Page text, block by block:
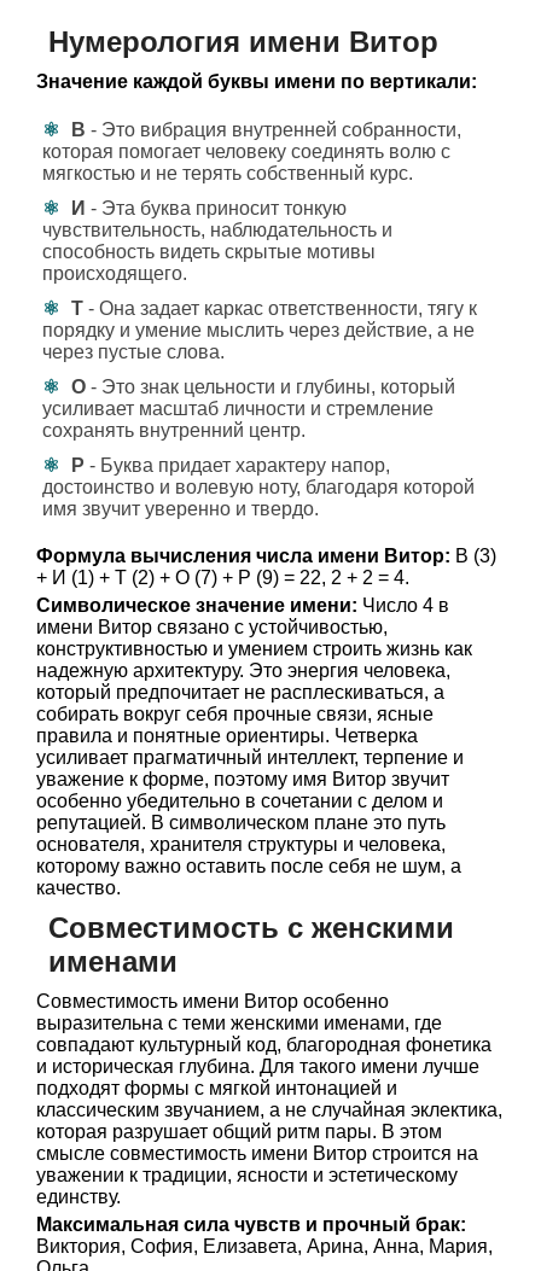
Нумерология имени Витор
Значение каждой буквы имени по вертикали:
В - Это вибрация внутренней собранности,
которая помогает человеку соединять волю с
мягкостью и не терять собственный курс.
И - Эта буква приносит тонкую
чувствительность, наблюдательность и
способность видеть скрытые мотивы
происходящего.
Т - Она задает каркас ответственности, тягу к
порядку и умение мыслить через действие, а не
через пустые слова.
О - Это знак цельности и глубины, который
усиливает масштаб личности и стремление
сохранять внутренний центр.
Р - Буква придает характеру напор,
достоинство и волевую ноту, благодаря которой
имя звучит уверенно и твердо.
Формула вычисления числа имени Витор: В (3)
+ И (1) + Т (2) + О (7) + Р (9) = 22, 2 + 2 = 4.
Символическое значение имени: Число 4 в
имени Витор связано с устойчивостью,
конструктивностью и умением строить жизнь как
надежную архитектуру. Это энергия человека,
который предпочитает не расплескиваться, а
собирать вокруг себя прочные связи, ясные
правила и понятные ориентиры. Четверка
усиливает прагматичный интеллект, терпение и
уважение к форме, поэтому имя Витор звучит
особенно убедительно в сочетании с делом и
репутацией. В символическом плане это путь
основателя, хранителя структуры и человека,
которому важно оставить после себя не шум, а
качество.
Совместимость с женскими
именами
Совместимость имени Витор особенно
выразительна с теми женскими именами, где
совпадают культурный код, благородная фонетика
и историческая глубина. Для такого имени лучше
подходят формы с мягкой интонацией и
классическим звучанием, а не случайная эклектика,
которая разрушает общий ритм пары. В этом
смысле совместимость имени Витор строится на
уважении к традиции, ясности и эстетическому
единству.
Максимальная сила чувств и прочный брак:
Виктория, София, Елизавета, Арина, Анна, Мария,